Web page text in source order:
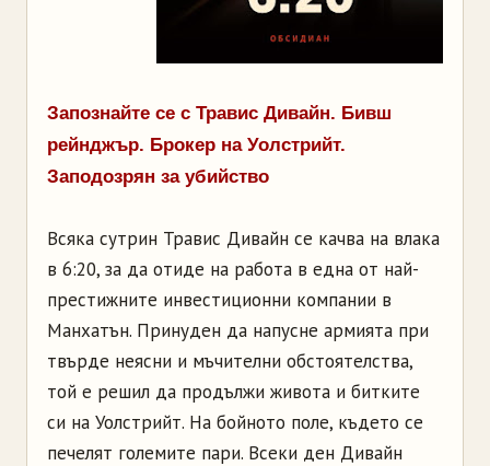
Запознайте се с Травис Дивайн. Бивш
рейнджър. Брокер на Уолстрийт.
Заподозрян за убийство
Всяка сутрин Травис Дивайн се качва на влака
в 6:20, за да отиде на работа в една от най-
престижните инвестиционни компании в
Манхатън. Принуден да напусне армията при
твърде неясни и мъчителни обстоятелства,
той е решил да продължи живота и битките
си на Уолстрийт. На бойното поле, където се
печелят големите пари. Всеки ден Дивайн